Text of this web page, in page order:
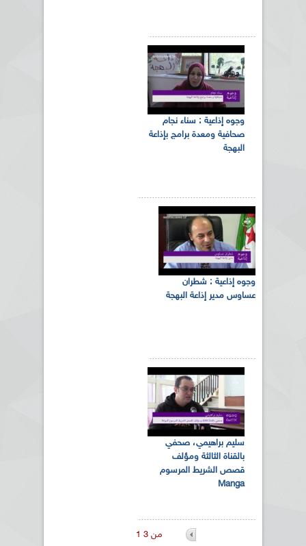
وجوه إذاعية : سناء نجام
صحافية ومعدة برامج بإذاعة
البهجة
وجوه إذاعية : شطران
عساوس مدير إذاعة البهجة
سليم براهيمي، صحفي
بالقناة الثالثة ومؤلف
قصص الشريط المرسوم
Manga
1 من 3